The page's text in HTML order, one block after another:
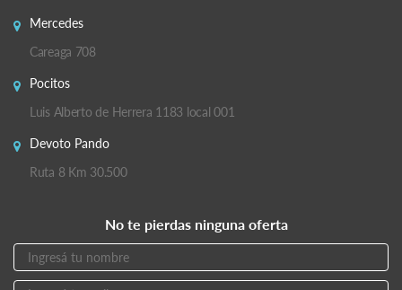
Mercedes
Careaga 708
Pocitos
Luis Alberto de Herrera 1183 local 001
Devoto Pando
Ruta 8 Km 30.500
No te pierdas ninguna oferta